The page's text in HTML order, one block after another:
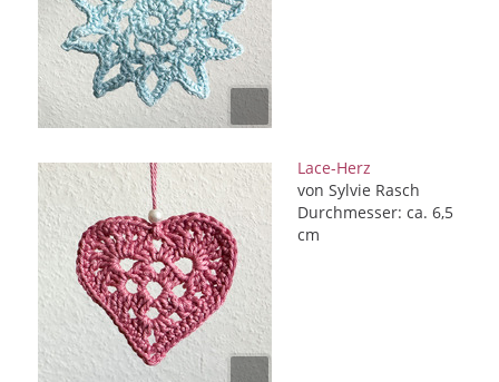
Lace-Herz
von Sylvie Rasch
Durchmesser: ca. 6,5
cm